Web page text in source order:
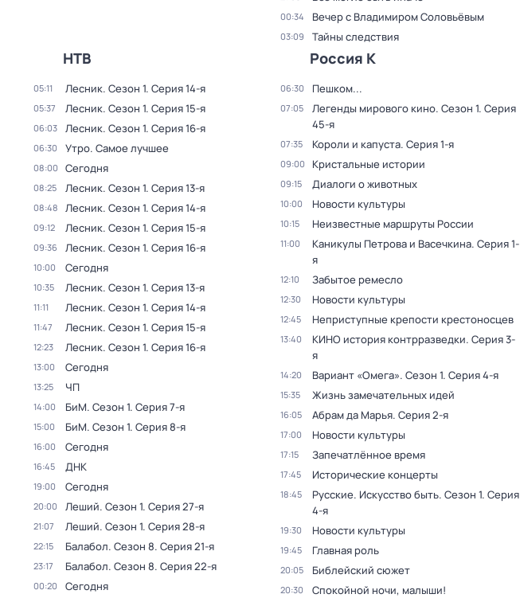
00:34 Вечер с Владимиром Соловьёвым
03:09 Тайны следствия
НТВ
05:11 Лесник. Сезон 1. Серия 14-я
05:37 Лесник. Сезон 1. Серия 15-я
06:03 Лесник. Сезон 1. Серия 16-я
06:30 Утро. Самое лучшее
08:00 Сегодня
08:25 Лесник. Сезон 1. Серия 13-я
08:48 Лесник. Сезон 1. Серия 14-я
09:12 Лесник. Сезон 1. Серия 15-я
09:36 Лесник. Сезон 1. Серия 16-я
10:00 Сегодня
10:35 Лесник. Сезон 1. Серия 13-я
11:11 Лесник. Сезон 1. Серия 14-я
11:47 Лесник. Сезон 1. Серия 15-я
12:23 Лесник. Сезон 1. Серия 16-я
13:00 Сегодня
13:25 ЧП
14:00 БиМ. Сезон 1. Серия 7-я
15:00 БиМ. Сезон 1. Серия 8-я
16:00 Сегодня
16:45 ДНК
19:00 Сегодня
20:00 Леший. Сезон 1. Серия 27-я
21:07 Леший. Сезон 1. Серия 28-я
22:15 Балабол. Сезон 8. Серия 21-я
23:17 Балабол. Сезон 8. Серия 22-я
00:20 Сегодня
Россия К
06:30 Пешком...
07:05 Легенды мирового кино. Сезон 1. Серия
45-я
07:35 Короли и капуста. Серия 1-я
09:00 Кристальные истории
09:15 Диалоги о животных
10:00 Новости культуры
10:15 Неизвестные маршруты России
11:00 Каникулы Петрова и Васечкина. Серия 1-
я
12:10 Забытое ремесло
12:30 Новости культуры
12:45 Неприступные крепости крестоносцев
13:40 КИНО история контрразведки. Серия 3-
я
14:20 Вариант «Омега». Сезон 1. Серия 4-я
15:35 Жизнь замечательных идей
16:05 Абрам да Марья. Серия 2-я
17:00 Новости культуры
17:15 Запечатлённое время
17:45 Исторические концерты
18:45 Русские. Искусство быть. Сезон 1. Серия
4-я
19:30 Новости культуры
19:45 Главная роль
20:05 Библейский сюжет
20:30 Спокойной ночи, малыши!